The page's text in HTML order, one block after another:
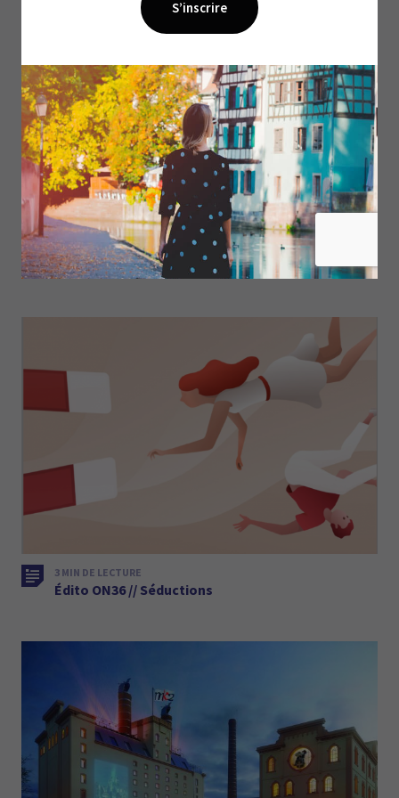
5 MIN DE LECTURE
Au voisinage de la réalité
3 MIN DE LECTURE
Édito ON36 // Séductions